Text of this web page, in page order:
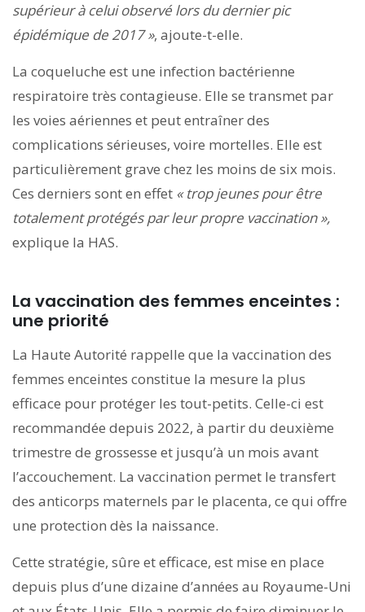
supérieur à celui observé lors du dernier pic
épidémique de 2017 », ajoute-t-elle.
La coqueluche est une infection bactérienne
respiratoire très contagieuse. Elle se transmet par
les voies aériennes et peut entraîner des
complications sérieuses, voire mortelles. Elle est
particulièrement grave chez les moins de six mois.
Ces derniers sont en effet «trop jeunes pour être
totalement protégés par leur propre vaccination »,
explique la HAS.
La vaccination des femmes enceintes :
une priorité
La Haute Autorité rappelle que la vaccination des
femmes enceintes constitue la mesure la plus
efficace pour protéger les tout-petits. Celle-ci est
recommandée depuis 2022, à partir du deuxième
trimestre de grossesse et jusqu’à un mois avant
l’accouchement. La vaccination permet le transfert
des anticorps maternels par le placenta, ce qui offre
une protection dès la naissance.
Cette stratégie, sûre et efficace, est mise en place
depuis plus d’une dizaine d’années au Royaume-Uni